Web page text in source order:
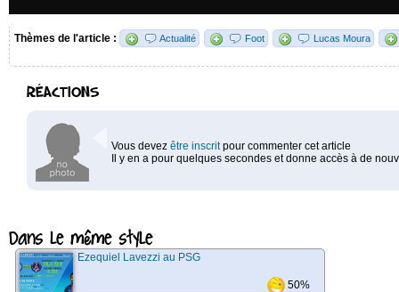
Thèmes de l'article : Actualité Foot Lucas Moura
RÉACTIONS
Vous devez être inscritpour commenter cet article
Il y en a pour quelques secondes et donne accès à de
Dans le même style
Ezequiel Lavezzi au PSG
50%